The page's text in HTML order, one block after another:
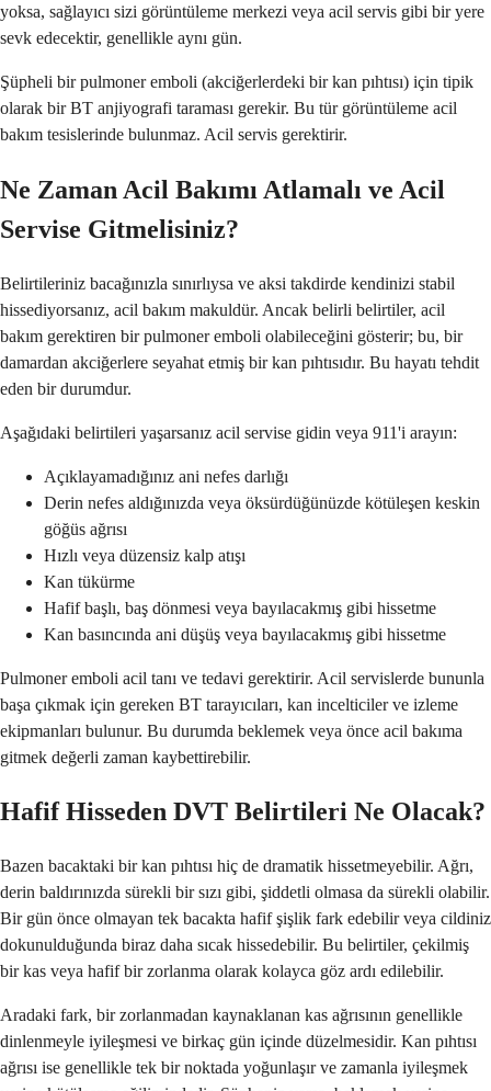
yoksa, sağlayıcı sizi görüntüleme merkezi veya acil servis gibi bir yere
sevk edecektir, genellikle aynı gün.
Şüpheli bir pulmoner emboli (akciğerlerdeki bir kan pıhtısı) için tipik
olarak bir BT anjiyografi taraması gerekir. Bu tür görüntüleme acil
bakım tesislerinde bulunmaz. Acil servis gerektirir.
Ne Zaman Acil Bakımı Atlamalı ve Acil
Servise Gitmelisiniz?
Belirtileriniz bacağınızla sınırlıysa ve aksi takdirde kendinizi stabil
hissediyorsanız, acil bakım makuldür. Ancak belirli belirtiler, acil
bakım gerektiren bir pulmoner emboli olabileceğini gösterir; bu, bir
damardan akciğerlere seyahat etmiş bir kan pıhtısıdır. Bu hayatı tehdit
eden bir durumdur.
Aşağıdaki belirtileri yaşarsanız acil servise gidin veya 911'i arayın:
Açıklayamadığınız ani nefes darlığı
Derin nefes aldığınızda veya öksürdüğünüzde kötüleşen keskin
göğüs ağrısı
Hızlı veya düzensiz kalp atışı
Kan tükürme
Hafif başlı, baş dönmesi veya bayılacakmış gibi hissetme
Kan basıncında ani düşüş veya bayılacakmış gibi hissetme
Pulmoner emboli acil tanı ve tedavi gerektirir. Acil servislerde bununla
başa çıkmak için gereken BT tarayıcıları, kan incelticiler ve izleme
ekipmanları bulunur. Bu durumda beklemek veya önce acil bakıma
gitmek değerli zaman kaybettirebilir.
Hafif Hisseden DVT Belirtileri Ne Olacak?
Bazen bacaktaki bir kan pıhtısı hiç de dramatik hissetmeyebilir. Ağrı,
derin baldırınızda sürekli bir sızı gibi, şiddetli olmasa da sürekli olabilir.
Bir gün önce olmayan tek bacakta hafif şişlik fark edebilir veya cildiniz
dokunulduğunda biraz daha sıcak hissedebilir. Bu belirtiler, çekilmiş
bir kas veya hafif bir zorlanma olarak kolayca göz ardı edilebilir.
Aradaki fark, bir zorlanmadan kaynaklanan kas ağrısının genellikle
dinlenmeyle iyileşmesi ve birkaç gün içinde düzelmesidir. Kan pıhtısı
ağrısı ise genellikle tek bir noktada yoğunlaşır ve zamanla iyileşmek